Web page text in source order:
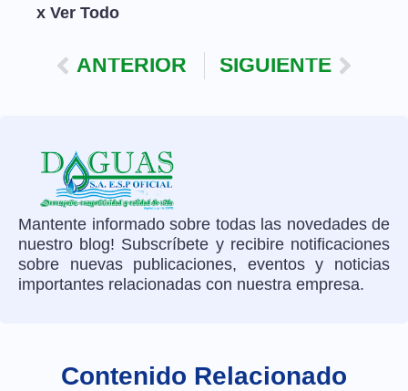
x Ver Todo
ANTERIOR SIGUIENTE
Mantente informado sobre todas las novedades de
nuestro blog! Subscríbete y recibire notificaciones
sobre nuevas publicaciones, eventos y noticias
importantes relacionadas con nuestra empresa.
Contenido Relacionado